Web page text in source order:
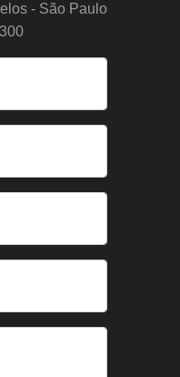
- São Paulo